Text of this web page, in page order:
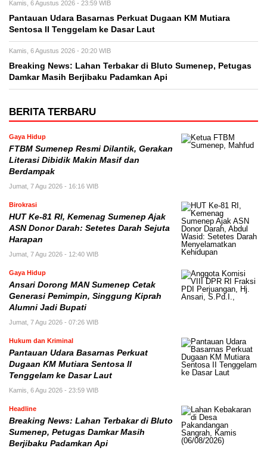
Kamis, 6 Agustus 2026 - 23:59 WIB
Pantauan Udara Basarnas Perkuat Dugaan KM Mutiara
Sentosa II Tenggelam ke Dasar Laut
Kamis, 6 Agustus 2026 - 20:20 WIB
Breaking News: Lahan Terbakar di Bluto Sumenep, Petugas
Damkar Masih Berjibaku Padamkan Api
BERITA TERBARU
Gaya Hidup
FTBM Sumenep Resmi Dilantik, Gerakan
Literasi Dibidik Makin Masif dan
Berdampak
Jumat, 7 Agu 2026 - 16:16 WIB
Birokrasi
HUT Ke-81 RI, Kemenag Sumenep Ajak
ASN Donor Darah: Setetes Darah Sejuta
Harapan
Jumat, 7 Agu 2026 - 12:40 WIB
Gaya Hidup
Ansari Dorong MAN Sumenep Cetak
Generasi Pemimpin, Singgung Kiprah
Alumni Jadi Bupati
Jumat, 7 Agu 2026 - 07:26 WIB
Hukum dan Kriminal
Pantauan Udara Basarnas Perkuat
Dugaan KM Mutiara Sentosa II
Tenggelam ke Dasar Laut
Kamis, 6 Agu 2026 - 23:59 WIB
Headline
Breaking News: Lahan Terbakar di Bluto
Sumenep, Petugas Damkar Masih
Berjibaku Padamkan Api